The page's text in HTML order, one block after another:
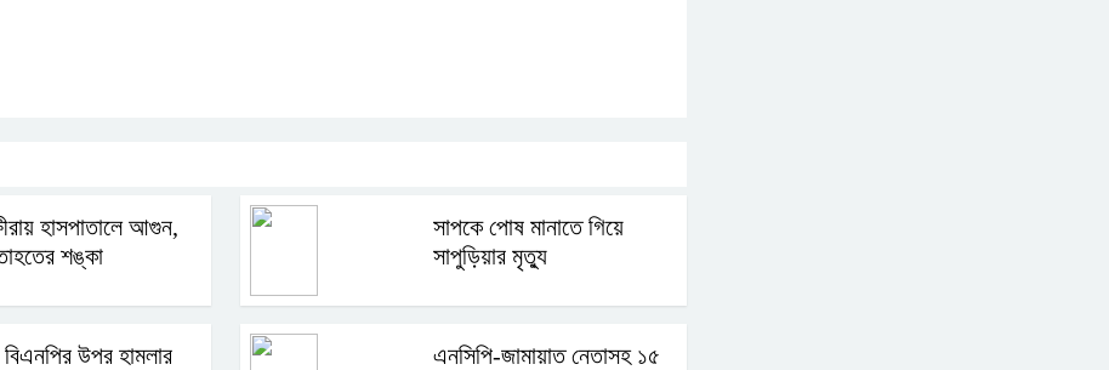
হাসপাতালে আগুন,
শঙ্কা
সাপকে পোষ মানাতে গিয়ে
সাপুড়িয়ার মৃত্যু
বিএনপির উপর হামলার
এনসিপি-জামায়াত নেতাসহ ১৫